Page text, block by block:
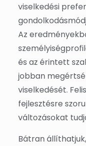
viselkedési
Az
és az érintett
jobban
viselkedését.
fejlesztésre
változásokat
Bátran